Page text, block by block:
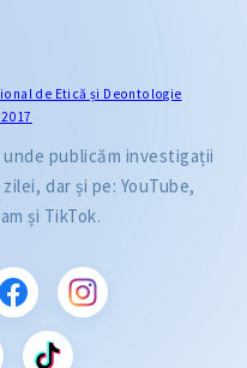
de Etică și Deontologie
publicăm investigații
dar și pe: YouTube,
și TikTok.